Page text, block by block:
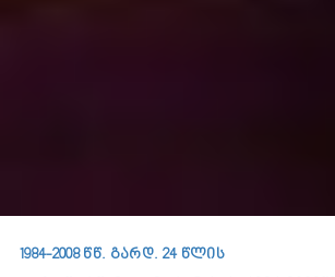
1984-2008 წწ. გარდ. 24 წლის